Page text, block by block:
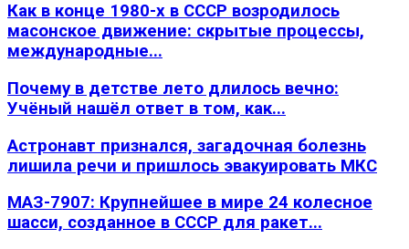
Как в конце 1980-х в СССР возродилось
масонское движение: скрытые процессы,
международные...
Почему в детстве лето длилось вечно:
Учёный нашёл ответ в том, как...
Астронавт признался, загадочная болезнь
лишила речи и пришлось эвакуировать МКС
МАЗ-7907: Крупнейшее в мире 24 колесное
шасси, созданное в СССР для ракет...